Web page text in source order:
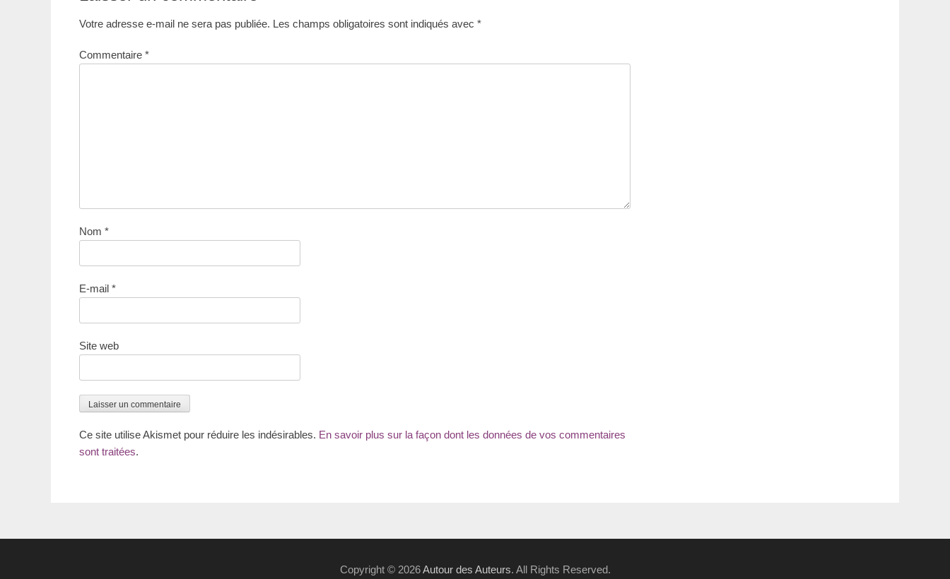
Votre adresse e-mail ne sera pas publiée. Les champs obligatoires sont indiqués avec *
Commentaire *
Nom *
E-mail *
Site web
Ce site utilise Akismet pour réduire les indésirables. En savoir plus sur la façon dont les données de vos commentaires
sont traitées.
Copyright © 2026Autour des Auteurs. All Rights Reserved.